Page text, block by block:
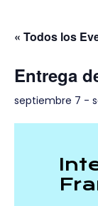
« Todos los
Entrega
septiembre 7 -